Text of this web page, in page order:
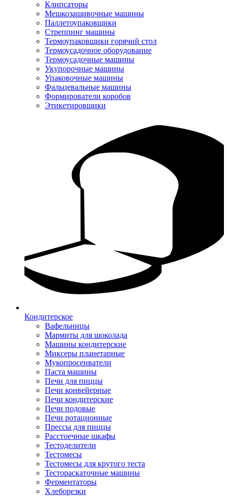
Клипсаторы
Мешкозашивочные машины
Паллетоупаковщики
Стреппинг машины
Термоупаковщики горячий стол
Термоусадочное оборудование
Термоусадочные машины
Укупорочные машины
Упаковочные машины
Фальцевальные машины
Формирователи коробов
Этикетировщики
Кондитерское
Вафельницы
Мармиты для шоколада
Машины кондитерские
Миксеры планетарные
Мукопросеиватели
Паста машины
Печи для пиццы
Печи конвейерные
Печи кондитерские
Печи подовые
Печи ротационные
Прессы для пиццы
Расстоечные шкафы
Тестоделители
Тестомесы
Тестомесы для крутого теста
Тестораскаточные машины
Ферментаторы
Хлеборезки